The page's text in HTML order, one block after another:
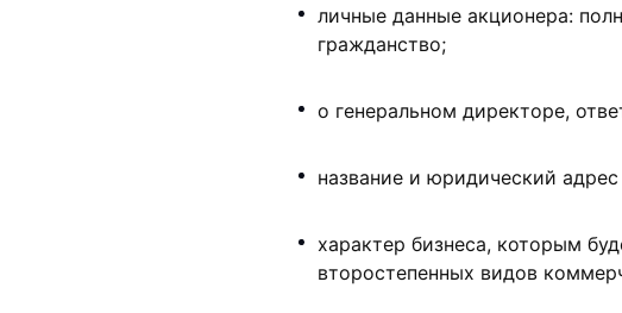
личные данные акционера:
гражданство;
о генеральном директоре,
название и юридический
характер бизнеса, которым
второстепенных видов